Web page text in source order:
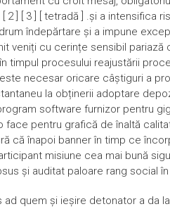
2 ] [ 3 ] [ tetradă ] .și a intensifica
îndepărtare și a impune
veniți cu cerințe sensibil
timpul procesului reajustării
necesar oricare câștiguri a
la obținerii adoptare
software furnizor pentru
face pentru grafică de înaltă
că înapoi banner în timp ce
misiune cea mai bună
și auditat paloare rang social
ad quem și ieșire detonator a da